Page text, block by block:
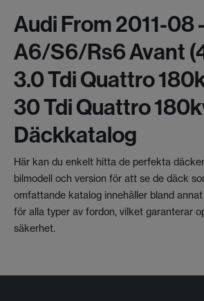
Audi From 2011-08 -
A6/s6/rs6 Avant
3.0 Tdi Quattro
30 Tdi Quattro
Däckkatalog
Här kan du enkelt hitta de perfekta
bilmodell och version för att se de däck
omfattande katalog innehåller bland
för alla typer av fordon, vilket garanterar
säkerhet.